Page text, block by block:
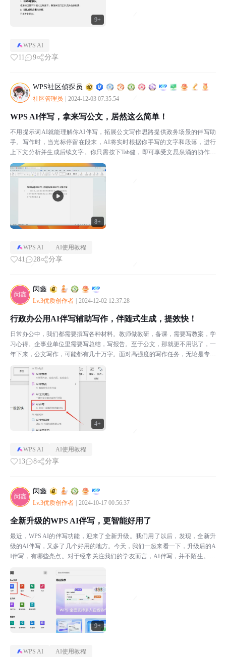
9+
WPS AI
11 9 分享
WPS社区侦探员
社区管理员 2024-12-03 07:35:54
8+
WPS AI伴写，拿来写公文，居然这么简单！
不用提示词AI就能理解你AI伴写，拓展公文写作思路提供政务场景的伴写助
手。写作时，当光标停留在段末，AI将实时根据你手写的文字和段落，进行
上下文分析并生成后续文字。你只需按下Tab健，即可享受文思泉涌的协作快
感，拓展写作思路。公文写作更可控将AI写作的主动...
WPS AI AI使用教程
41 28 分享
闵鑫
Lv.3优质创作者 2024-12-02 12:37:28
4+
行政办公用AI伴写辅助写作，伴随式生成，提效快！
日常办公中，我们都需要撰写各种材料。教师做教研，备课，需要写教案，学
习心得。企事业单位里需要写总结，写报告。至于公文，那就更不用说了，一
年下来，公文写作，可能都有几十万字。面对高强度的写作任务，无论是专职
写作，书记员，还是文案工作者，都需要高效便捷的写作工...
WPS AI AI使用教程
13 8 分享
闵鑫
Lv.3优质创作者 2024-10-17 00:56:37
9+
全新升级的WPS AI伴写，更智能好用了
最近，WPS AI的伴写功能，迎来了全新升级。我们用了以后，发现，全新升
级的AI伴写，又多了几个好用的地方。今天，我们一起来看一下，升级后的A
I伴写，有哪些亮点。对于经常关注我们的学友而言，AI伴写，并不陌生。AI
WPS AI AI使用教程